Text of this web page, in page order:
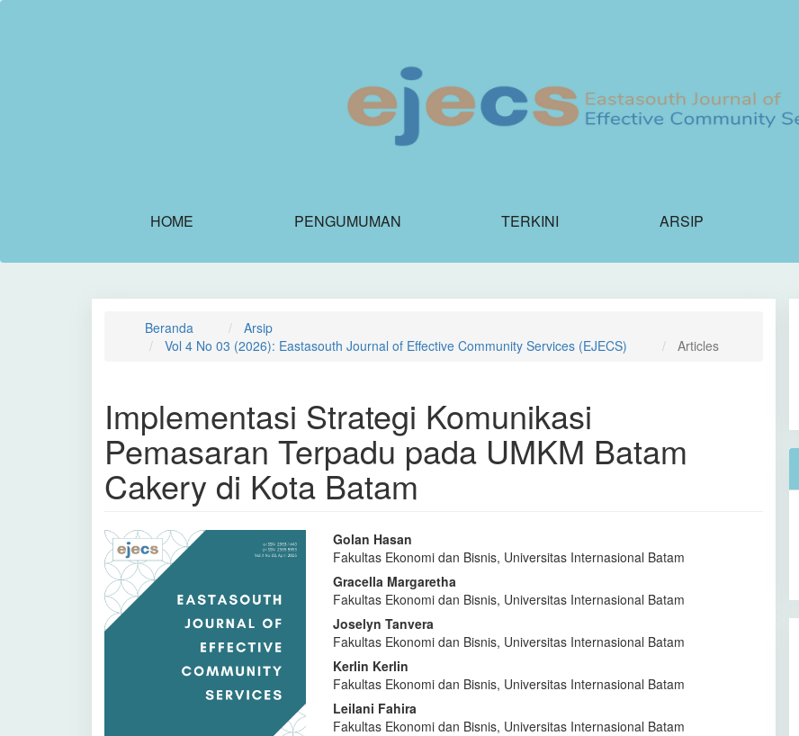
HOME PENGUMUMAN TERKINI ARSIP
Beranda
Arsip
Vol 4 No 03 (2026): Eastasouth Journal of Effective Community Services (EJECS)
Articles
Implementasi Strategi Komunikasi
Pemasaran Terpadu pada UMKM Batam
Cakery di Kota Batam
Bilah
Samping
Artikel
Isi
Artikel
Utama
Golan Hasan
Fakultas Ekonomi dan Bisnis, Universitas Internasional Batam
Gracella Margaretha
Fakultas Ekonomi dan Bisnis, Universitas Internasional Batam
Joselyn Tanvera
Fakultas Ekonomi dan Bisnis, Universitas Internasional Batam
Kerlin Kerlin
Fakultas Ekonomi dan Bisnis, Universitas Internasional Batam
Leilani Fahira
Fakultas Ekonomi dan Bisnis, Universitas Internasional Batam